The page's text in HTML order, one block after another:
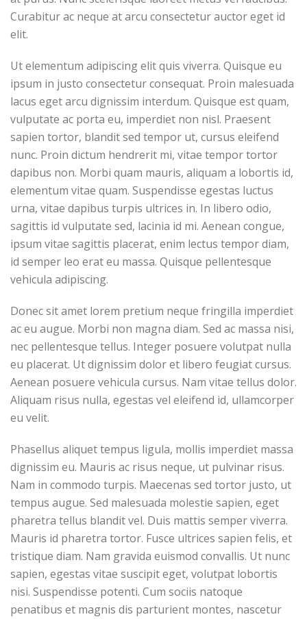
Curabitur ac neque at arcu consectetur auctor eget id
elit.
Ut elementum adipiscing elit quis viverra. Quisque eu
ipsum in justo consectetur consequat. Proin malesuada
lacus eget arcu dignissim interdum. Quisque est quam,
vulputate ac porta eu, imperdiet non nisl. Praesent
sapien tortor, blandit sed tempor ut, cursus eleifend
nunc. Proin dictum hendrerit mi, vitae tempor tortor
dapibus non. Morbi quam mauris, aliquam a lobortis id,
elementum vitae quam. Suspendisse egestas luctus
urna, vitae dapibus turpis ultrices in. In libero odio,
sagittis id vulputate sed, lacinia id mi. Aenean congue,
ipsum vitae sagittis placerat, enim lectus tempor diam,
id semper leo erat eu massa. Quisque pellentesque
vehicula adipiscing.
Donec sit amet lorem pretium neque fringilla imperdiet
ac eu augue. Morbi non magna diam. Sed ac massa nisi,
nec pellentesque tellus. Integer posuere volutpat nulla
eu placerat. Ut dignissim dolor et libero feugiat cursus.
Aenean posuere vehicula cursus. Nam vitae tellus dolor.
Aliquam risus nulla, egestas vel eleifend id, ullamcorper
eu velit.
Phasellus aliquet tempus ligula, mollis imperdiet massa
dignissim eu. Mauris ac risus neque, ut pulvinar risus.
Nam in commodo turpis. Maecenas sed tortor justo, ut
tempus augue. Sed malesuada molestie sapien, eget
pharetra tellus blandit vel. Duis mattis semper viverra.
Mauris id pharetra tortor. Fusce ultrices sapien felis, et
tristique diam. Nam gravida euismod convallis. Ut nunc
sapien, egestas vitae suscipit eget, volutpat lobortis
nisi. Suspendisse potenti. Cum sociis natoque
penatibus et magnis dis parturient montes, nascetur